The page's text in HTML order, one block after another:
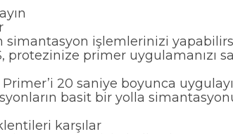
simantasyon işlemlerinizi
protezinize primer
20 saniye boyunca
basit bir yolla
karşılar